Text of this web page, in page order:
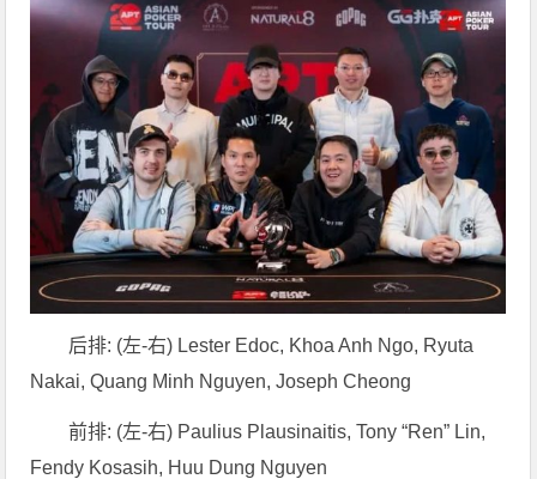
后排: (左-右) Lester Edoc, Khoa Anh Ngo, Ryuta
Nakai, Quang Minh Nguyen, Joseph Cheong
前排: (左-右) Paulius Plausinaitis, Tony “Ren” Lin,
Fendy Kosasih, Huu Dung Nguyen